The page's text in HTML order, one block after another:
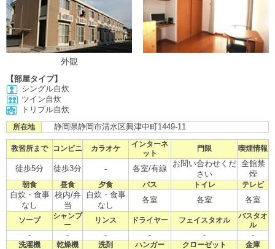
外観
【部屋タイプ】
シングル自炊
ツイン自炊
トリプル自炊
所在地 静岡県静岡市清水区興津中町1449-11
教習所まで コンビニ カラオケ
インターネ
ット
門限 喫煙情報
徒歩5分 徒歩3分 - 各室/有線
お問い合わせくだ
さい
全館禁
煙
朝食 昼食 夕食 バス トイレ テレビ
自炊・食事
なし
校内/弁
当
自炊・食事
なし
各室 各室 各室
ソープ
シャンプ
ー
リンス ドライヤー フェイスタオル
バスタオ
ル
- - - - - -
洗濯機 乾燥機 洗剤 ハンガー クローゼット 金庫